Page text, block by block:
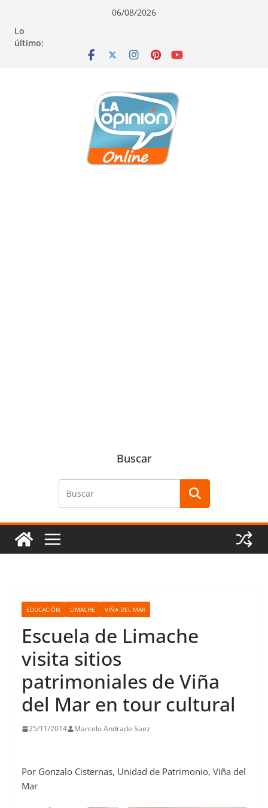
contenido
navegación
contenido
06/08/2026
Lo
último:
Buscar
EDUCACIÓN LIMACHE VIÑA DEL MAR
Escuela de Limache
visita sitios
patrimoniales de Viña
del Mar en tour cultural
25/11/2014 Marcelo Andrade Saez
Por Gonzalo Cisternas, Unidad de Patrimonio, Viña del
Mar